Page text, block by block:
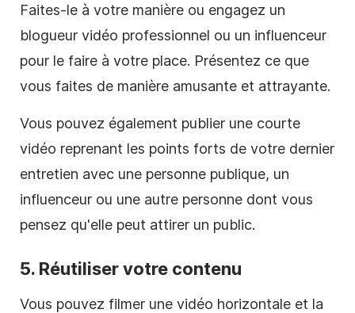
Faites-le à votre manière ou engagez un
blogueur vidéo professionnel ou un influenceur
pour le faire à votre place. Présentez ce que
vous faites de manière amusante et attrayante.
Vous pouvez également publier une courte
vidéo reprenant les points forts de votre dernier
entretien avec une personne publique, un
influenceur ou une autre personne dont vous
pensez qu'elle peut attirer un public.
5. Réutiliser votre contenu
Vous pouvez filmer une vidéo horizontale et la